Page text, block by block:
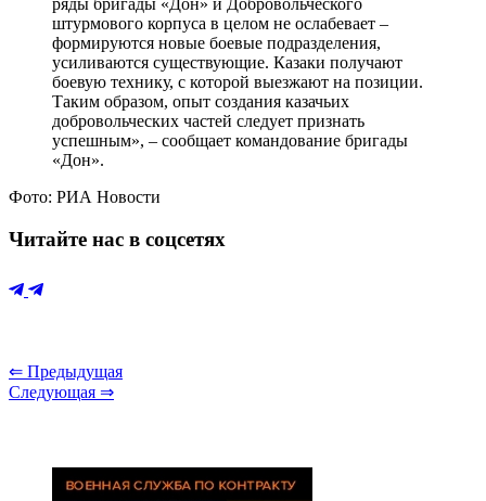
штурмового корпуса в целом не ослабевает –
формируются новые боевые подразделения,
усиливаются существующие. Казаки получают
боевую технику, с которой выезжают на позиции.
Таким образом, опыт создания казачьих
добровольческих частей следует признать
успешным», – сообщает командование бригады
«Дон».
Фото: РИА Новости
Читайте нас в соцсетях
⇐ Предыдущая
Следующая ⇒